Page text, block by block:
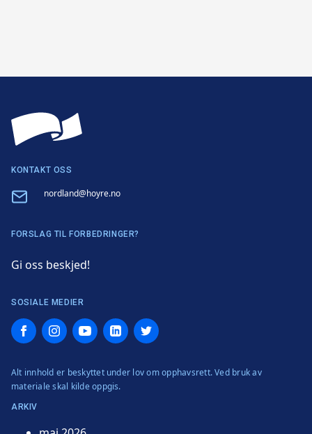
KONTAKT OSS
Email nordland@hoyre.no
FORSLAG TIL FORBEDRINGER?
Gi oss beskjed!
SOSIALE MEDIER
FacebookInstagramYouTubeLinkedInTwitter
Alt innhold er beskyttet under lov om opphavsrett. Ved bruk av
materiale skal kilde oppgis.
ARKIV